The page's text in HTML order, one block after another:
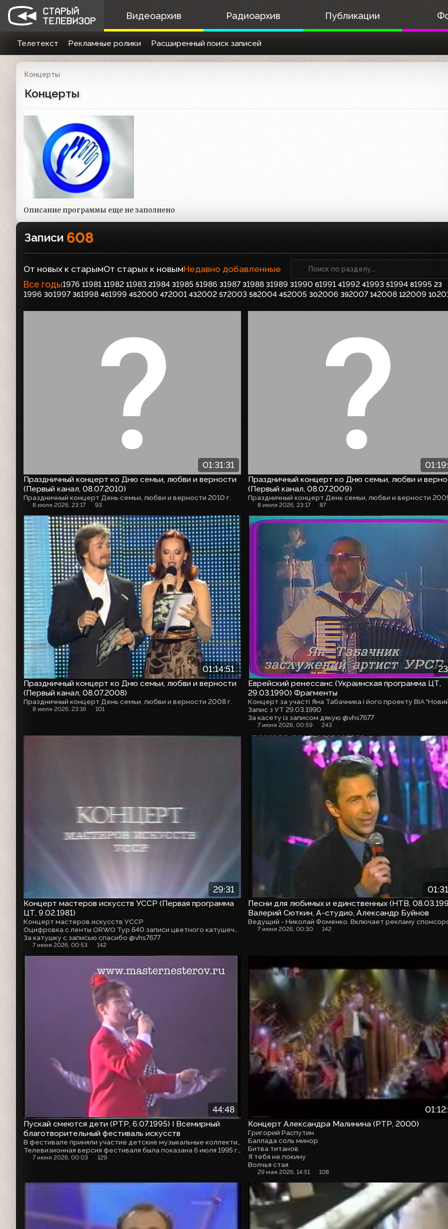
Видеоархив Радиоархив Публикации
Телетекст Рекламные ролики Расширенный поиск записей
Концерты
Концерты
Описание программы еще не заполнено
Записи 608
От новых к старымОт старых к новымНедавно добавленные
Все годы1976 11981 11982 11983 21984 31985 51986 31987 31988 31989 31990 61991 41992 41993 51994 81995 23
1996 301997 361998 461999 452000 472001 432002 572003 582004 452005 302006 392007 142008 122009 10
01:31:31
Праздничный концерт ко Дню семьи, любви и верности
(Первый канал, 08.07.2010)
Праздничный концерт День семьи, любви и верности 2010 г.
8 июля 2026, 23:17 93
Праздничный концерт ко Дню семьи, любви и
(Первый канал, 08.07.2009)
Праздничный концерт День семьи, любви и верности
8 июля 2026, 23:17 87
01:14:51
Праздничный концерт ко Дню семьи, любви и верности
(Первый канал, 08.07.2008)
Праздничный концерт День семьи, любви и верности 2008 г.
8 июля 2026, 23:16 101
Еврейский ренессанс (Украинская программа ЦТ,
29.03.1990) Фрагменты
Запис з УТ 29.03.1990
За касету із записом дякую @vhs7677
7 июня 2026, 00:59 243
29:31
Концерт мастеров искусств УССР (Первая программа
ЦТ, 9.02.1981)
Концерт мастеров искусств УССР
Оцифровка с ленты ORWO Typ 640 записи цветного катушечного видеомагнитофона Электроника 508 Видео с помощью аппаратно-программного комплекса vhs-decode
За катушку с записью спасибо @vhs7677
7 июня 2026, 00:53 142
Песни для любимых и единственных (НТВ,
Валерий Сюткин, А-студио, Александр Буйнов
7 июня 2026, 00:30 142
44:48
Пускай смеются дети (РТР, 6.07.1995) I Всемирный
благотворительный фестиваль искусств
7 июня 2026, 00:03 129
Концерт Александра Малинина (РТР, 2000)
Григорий Распутин
Баллада соль минор
Битва титанов
Я тебя не покину
Волчья стая
29 мая 2026, 14:51 108